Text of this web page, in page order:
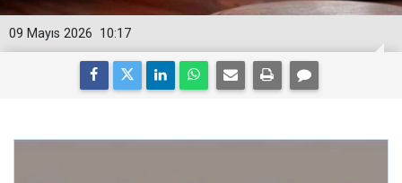
10:17
09 Mayıs 2026